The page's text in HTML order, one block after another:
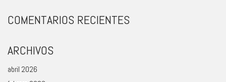
COMENTARIOS RECIENTES
ARCHIVOS
abril 2026